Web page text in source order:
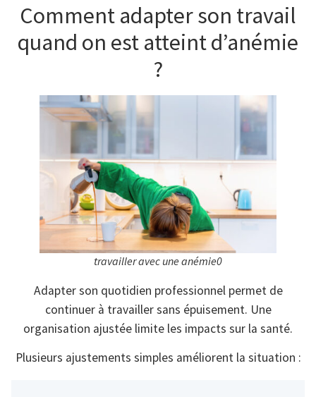
Comment adapter son travail
quand on est atteint d’anémie
?
travailler avec une anémie0
Adapter son quotidien professionnel permet de
continuer à travailler sans épuisement. Une
organisation ajustée limite les impacts sur la santé.
Plusieurs ajustements simples améliorent la situation :